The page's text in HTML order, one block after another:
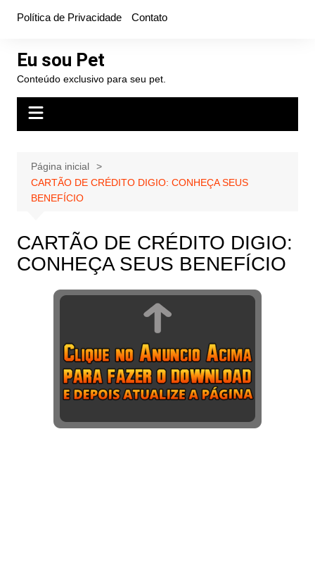
conteúdo
Política de Privacidade Contato
Eu sou Pet
Conteúdo exclusivo para seu pet.
Página inicial
CARTÃO DE CRÉDITO DIGIO: CONHEÇA SEUS
BENEFÍCIO
CARTÃO DE CRÉDITO DIGIO:
CONHEÇA SEUS BENEFÍCIO